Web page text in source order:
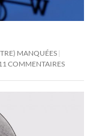
MANQUÉES
COMMENTAIRES